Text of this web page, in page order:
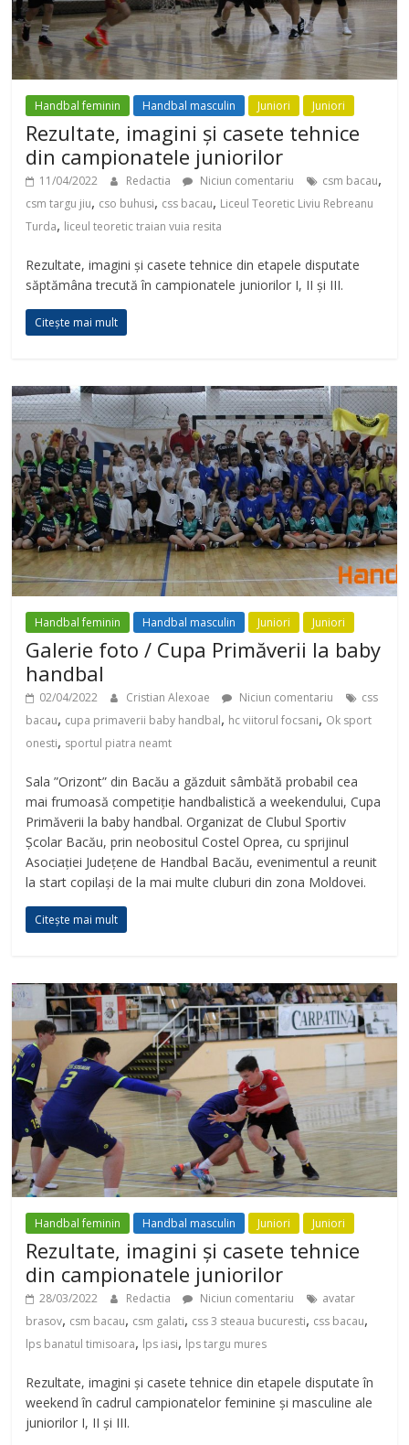
Handbal feminin Handbal masculin Juniori Juniori
Rezultate, imagini și casete tehnice
din campionatele juniorilor
11/04/2022 Redactia Niciun comentariu csm bacau,
csm targu jiu, cso buhusi, css bacau, Liceul Teoretic Liviu Rebreanu
Turda, liceul teoretic traian vuia resita
Rezultate, imagini și casete tehnice din etapele disputate
săptămâna trecută în campionatele juniorilor I, II și III.
Citește mai mult
Handbal feminin Handbal masculin Juniori Juniori
Galerie foto / Cupa Primăverii la baby
handbal
02/04/2022 Cristian Alexoae Niciun comentariu
css
bacau, cupa primaverii baby handbal, hc viitorul focsani, Ok sport
onesti, sportul piatra neamt
Sala ”Orizont” din Bacău a găzduit sâmbătă probabil cea
mai frumoasă competiție handbalistică a weekendului, Cupa
Primăverii la baby handbal. Organizat de Clubul Sportiv
Școlar Bacău, prin neobositul Costel Oprea, cu sprijinul
Asociației Județene de Handbal Bacău, evenimentul a reunit
la start copilași de la mai multe cluburi din zona Moldovei.
Citește mai mult
Handbal feminin Handbal masculin Juniori Juniori
Rezultate, imagini și casete tehnice
din campionatele juniorilor
28/03/2022 Redactia Niciun comentariu
avatar
brasov, csm bacau, csm galati, css 3 steaua bucuresti, css bacau,
lps banatul timisoara, lps iasi, lps targu mures
Rezultate, imagini și casete tehnice din etapele disputate în
weekend în cadrul campionatelor feminine și masculine ale
juniorilor I, II și III.